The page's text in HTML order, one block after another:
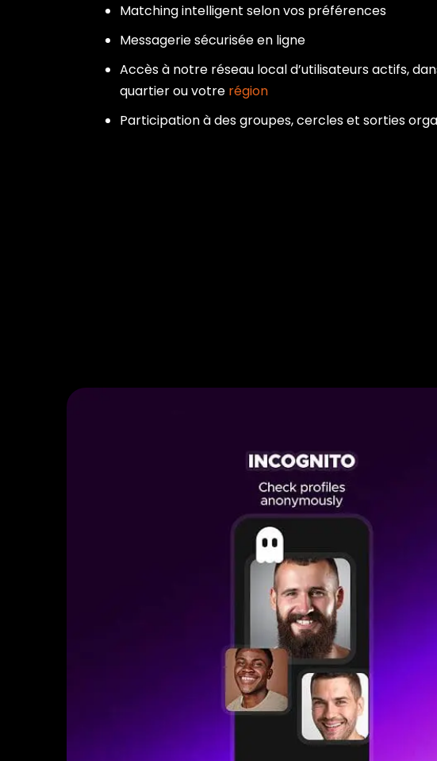
Matching intelligent selon vos préférences
Messagerie sécurisée en ligne
Accès à notre réseau local d’utilisateurs actifs,
quartier ou votre région
Participation à des groupes, cercles et sorties